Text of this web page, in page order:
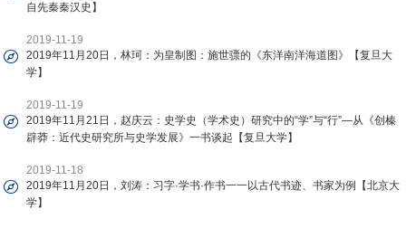
自先秦秦汉史】
2019-11-19
2019年11月20日，林珂：为皇制图：施世骠的《东洋南洋海道图》【复旦大
学】
2019-11-19
2019年11月21日，赵庆云：史学史（学术史）研究中的“学”与“行”—从《创榛
辟莽：近代史研究所与史学发展》一书谈起【复旦大学】
2019-11-18
2019年11月20日，刘涛：习字·学书·作书一一以古代书迹、书家为例【北京大
学】